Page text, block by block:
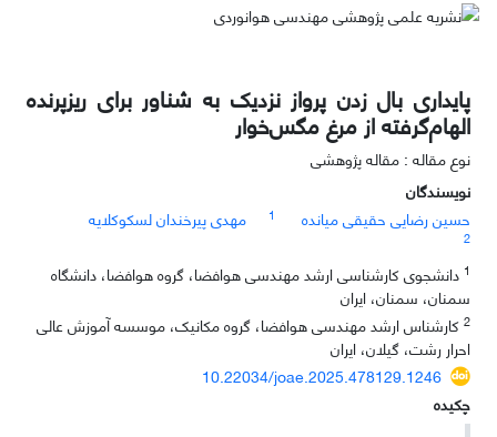
پایداری بال زدن پرواز نزدیک به شناور برای ریزپرنده
الهام‌گرفته از مرغ مگس‌خوار
نوع مقاله : مقاله پژوهشی
نویسندگان
حسین رضایی حقیقی میانده
1 مهدی پیرخندان لسکوکلایه
2
1 دانشجوی کارشناسی ارشد مهندسی هوافضا، گروه هوافضا، دانشگاه
سمنان، سمنان، ایران
2 کارشناس ارشد مهندسی هوافضا، گروه مکانیک، موسسه آموزش عالی
احرار رشت، گیلان، ایران
10.22034/joae.2025.478129.1246
چکیده